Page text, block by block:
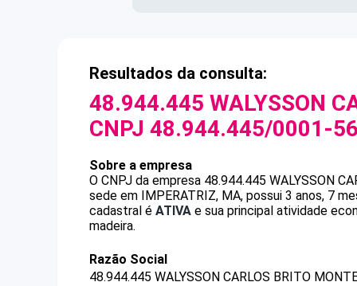
Resultados da consulta:
48.944.445 WALYSSON
CNPJ 48.944.445/0001-56
Sobre a empresa
O CNPJ da empresa 48.944.445 WALYSSON
sede em IMPERATRIZ, MA, possui 3 anos, 7
cadastral é ATIVA e sua principal atividade
madeira.
Razão Social
48.944.445 WALYSSON CARLOS BRITO